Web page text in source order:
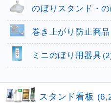
のぼりスタンド・
巻き上がり防止商
ミニのぼり用器具
スタンド看板